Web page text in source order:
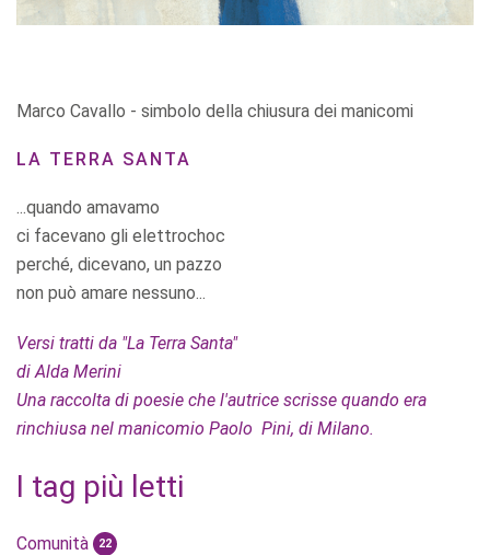
Marco Cavallo - simbolo della chiusura dei manicomi
LA TERRA SANTA
...quando amavamo
ci facevano gli elettrochoc
perché, dicevano, un pazzo
non può amare nessuno...
Versi tratti da "La Terra Santa"
di Alda Merini
Una raccolta di poesie che l'autrice scrisse quando era
rinchiusa nel manicomio Paolo Pini, di Milano.
I tag più letti
Comunità 22